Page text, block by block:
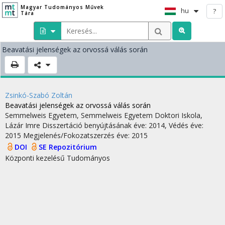
Magyar Tudományos Művek
Tára
hu ?
Beavatási jelenségek az orvossá válás során
Zsinkó-Szabó Zoltán
Beavatási jelenségek az orvossá válás során
Semmelweis Egyetem, Semmelweis Egyetem Doktori Iskola,
Lázár Imre Disszertáció benyújtásának éve: 2014, Védés éve:
2015 Megjelenés/Fokozatszerzés éve: 2015
DOI
SE Repozitórium
Központi kezelésű Tudományos